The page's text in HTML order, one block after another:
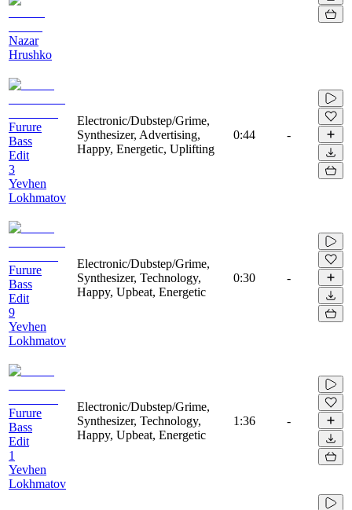
Nazar
Hrushko
Furure
Bass
Edit
3
Yevhen
Lokhmatov
Electronic/Dubstep/Grime,
Synthesizer, Advertising,
Happy, Energetic, Uplifting
0:44 -
Furure
Bass
Edit
9
Yevhen
Lokhmatov
Electronic/Dubstep/Grime,
Synthesizer, Technology,
Happy, Upbeat, Energetic
0:30 -
Furure
Bass
Edit
1
Yevhen
Lokhmatov
Electronic/Dubstep/Grime,
Synthesizer, Technology,
Happy, Upbeat, Energetic
1:36 -